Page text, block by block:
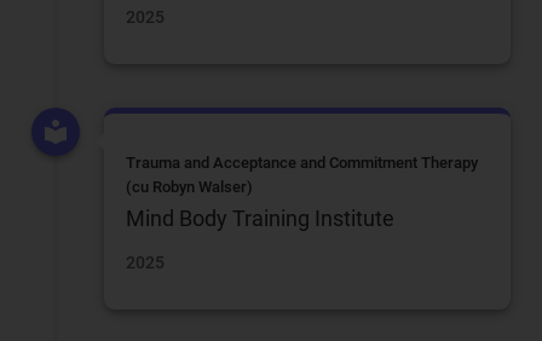
2025
Trauma and Acceptance and Commitment Therapy
(cu Robyn Walser)
Mind Body Training Institute
2025